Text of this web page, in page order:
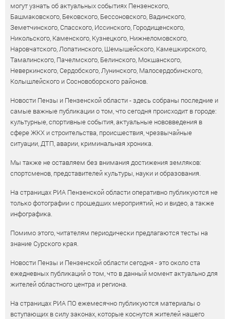
могут узнать об актуальных событиях Пензенского,
Башмаковского, Бековского, Бессоновского, Вадинского,
Земетчинского, Спасского, Иссинского, Городищенского,
Никольского, Каменского, Кузнецкого, Нижнеломовского,
Наровчатского, Лопатинского, Шемышейского, Камешкирского,
Тамалинского, Пачелмского, Белинского, Мокшанского,
Неверкинского, Сердобского, Лунинского, Малосердобинского,
Колышлейского и Сосновоборского районов.
Новости Пензы и Пензенской области - здесь собраны последние и
самые важные публикации о том, что сегодня происходит в городе:
культурные, спортивные события, актуальные нововведения в
сфере ЖКХ и строительства, происшествия, чрезвычайные
ситуации, ДТП, аварии, криминальная хроника.
Мы также не оставляем без внимания достижения земляков:
спортсменов, представителей культуры, науки и образования.
На страницах РИА Пензенской области оперативно публикуются не
только фотографии с прошедших мероприятий, но и видео, а также
инфографика.
Помимо этого, читателям периодически предлагаются тесты на
знание Сурского края.
Новости Пензы и Пензенской области сегодня - это около ста
ежедневных публикаций о том, что в данный момент актуально для
жителей областного центра и региона.
На страницах РИА ПО ежемесячно публикуются материалы о
вступающих в силу законах, которые коснутся жителей нашего